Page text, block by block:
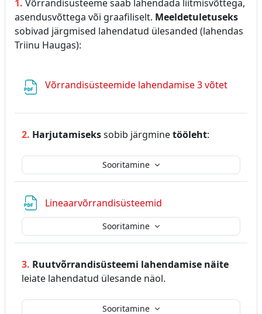
1. Võrrandisüsteeme saab lahendada liitmisvõttega,
asendusvõttega või graafiliselt. Meeldetuletuseks
sobivad järgmised lahendatud ülesanded (lahendas
Triinu Haugas):
Võrrandisüsteemide lahendamise 3 võtetFail
Sooritamine
2. Harjutamisekssobib järgminetööleht:
Lineaarvõrrandisüsteemid
Sooritamine
Sooritamine
3. Ruutvõrrandisüsteemi lahendamise näite
leiate lahendatud ülesande näol.